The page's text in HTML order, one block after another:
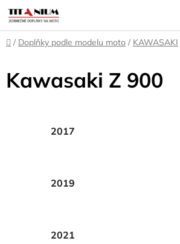
Přejít
na
obsah
Domů
/ Doplňky podle modelu moto / KAWASAKI
Kawasaki Z 900
2017
2019
2021